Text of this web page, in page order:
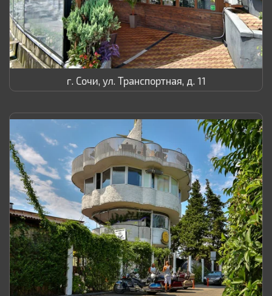
г. Сочи, ул. Транспортная, д. 11